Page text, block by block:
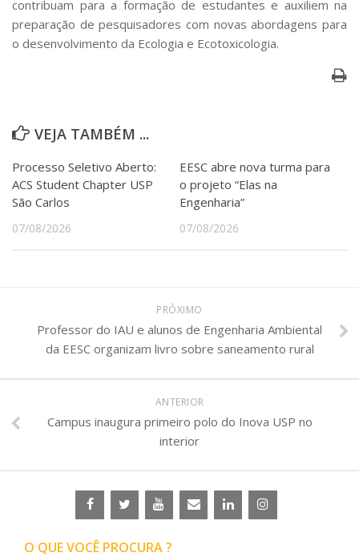
contribuam para a formação de estudantes e auxiliem na
preparação de pesquisadores com novas abordagens para
o desenvolvimento da Ecologia e Ecotoxicologia.
VEJA TAMBÉM ...
Processo Seletivo Aberto:
ACS Student Chapter USP
São Carlos
07/08/2026
EESC abre nova turma para
o projeto “Elas na
Engenharia”
07/08/2026
PRÓXIMO
Professor do IAU e alunos de Engenharia Ambiental
da EESC organizam livro sobre saneamento rural
ANTERIOR
Campus inaugura primeiro polo do Inova USP no
interior
O QUE VOCÊ PROCURA ?